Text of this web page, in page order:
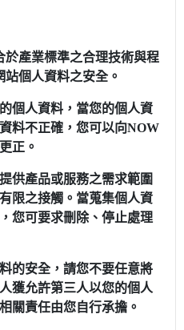
產業標準之合理技術與程
個人資料之安全。
個人資料，當您的個人資
料不正確，您可以向NOW
正。
供產品或服務之需求範圍
限之接觸。當蒐集個人資
您可要求刪除、停止處理
的安全，請您不要任意將
獲允許第三人以您的個人
關責任由您自行承擔。